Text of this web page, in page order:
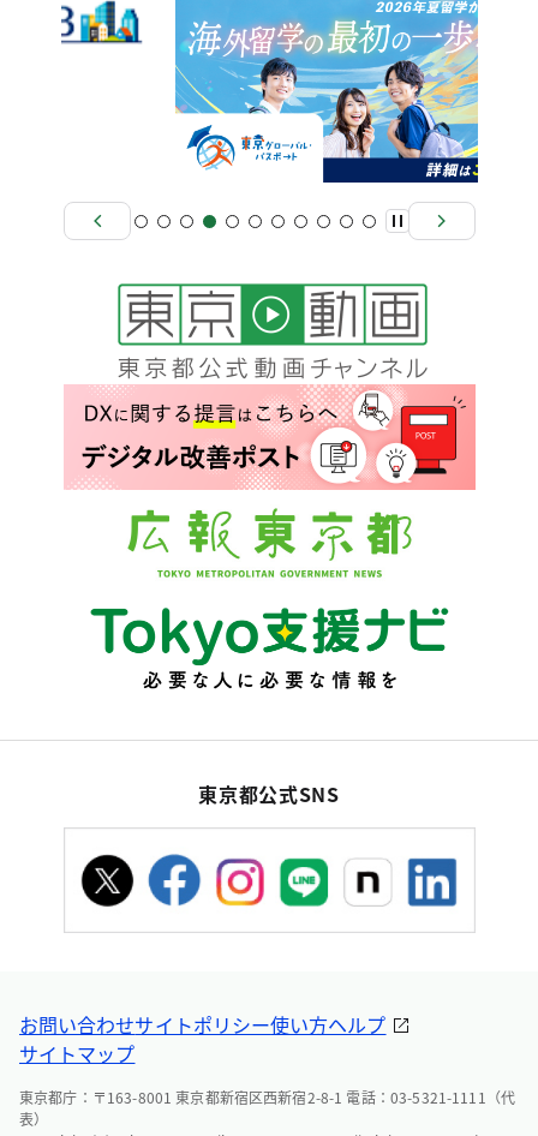
東京都公式SNS
お問い合わせサイトポリシー使い方ヘルプ
サイトマップ
東京都庁：〒163-8001 東京都新宿区西新宿2-8-1 電話：03-5321-1111（代
表）